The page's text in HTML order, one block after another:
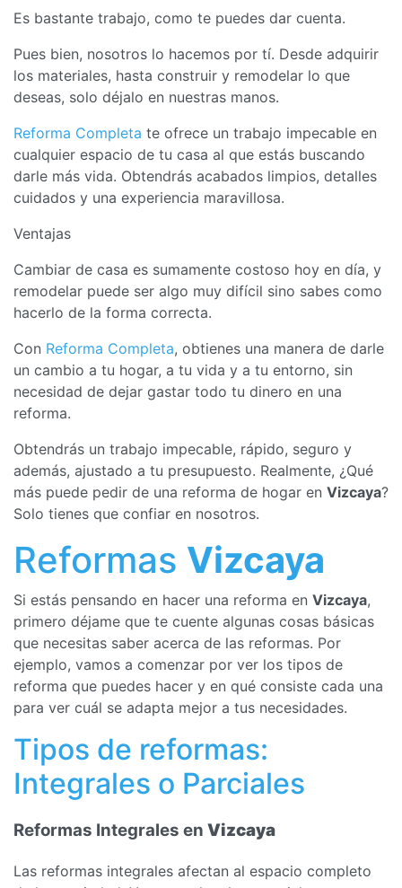
Es bastante trabajo, como te puedes dar cuenta.
Pues bien, nosotros lo hacemos por tí. Desde adquirir
los materiales, hasta construir y remodelar lo que
deseas, solo déjalo en nuestras manos.
Reforma Completa te ofrece un trabajo impecable en
cualquier espacio de tu casa al que estás buscando
darle más vida. Obtendrás acabados limpios, detalles
cuidados y una experiencia maravillosa.
Ventajas
Cambiar de casa es sumamente costoso hoy en día, y
remodelar puede ser algo muy difícil sino sabes como
hacerlo de la forma correcta.
Con Reforma Completa, obtienes una manera de darle
un cambio a tu hogar, a tu vida y a tu entorno, sin
necesidad de dejar gastar todo tu dinero en una
reforma.
Obtendrás un trabajo impecable, rápido, seguro y
además, ajustado a tu presupuesto. Realmente, ¿Qué
más puede pedir de una reforma de hogar en Vizcaya?
Solo tienes que confiar en nosotros.
Reformas Vizcaya
Si estás pensando en hacer una reforma en Vizcaya,
primero déjame que te cuente algunas cosas básicas
que necesitas saber acerca de las reformas. Por
ejemplo, vamos a comenzar por ver los tipos de
reforma que puedes hacer y en qué consiste cada una
para ver cuál se adapta mejor a tus necesidades.
Tipos de reformas:
Integrales o Parciales
Reformas Integrales en Vizcaya
Las reformas integrales afectan al espacio completo